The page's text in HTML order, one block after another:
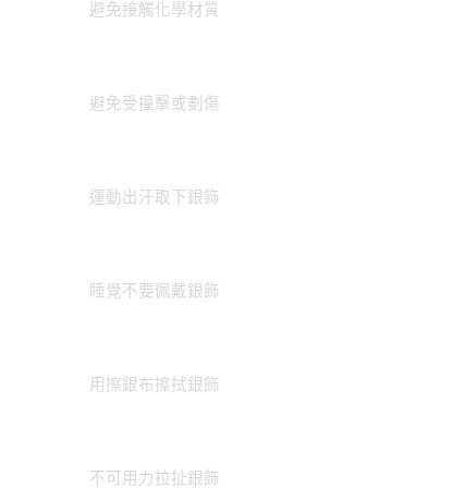
避免接觸化學材質
避免受撞擊或劃傷
運動出汗取下銀飾
睡覺不要佩戴銀飾
用擦銀布擦拭銀飾
不可用力拉扯銀飾